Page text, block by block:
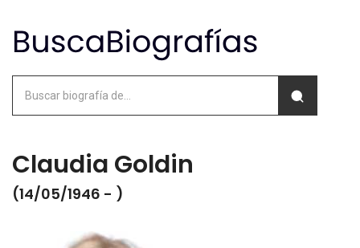
Claudia Goldin
(14/05/1946 - )